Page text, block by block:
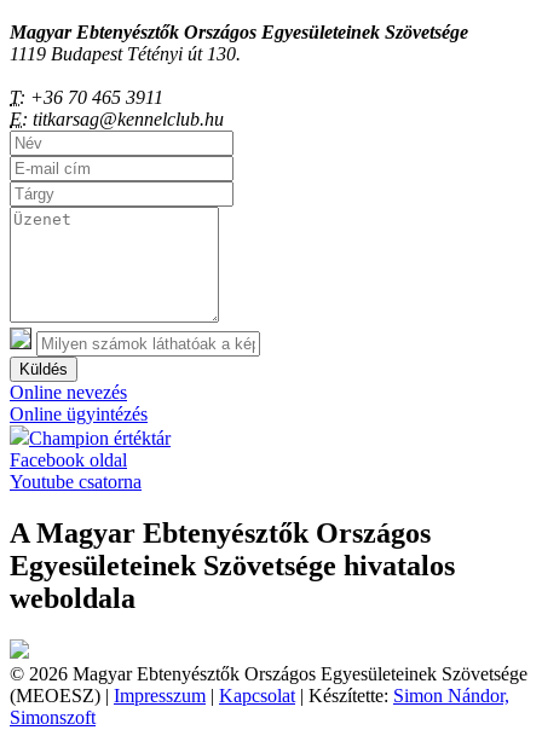
Magyar Ebtenyésztők Országos Egyesületeinek Szövetsége
1119 Budapest Tétényi út 130.
T: +36 70 465 3911
E: titkarsag@kennelclub.hu
Küldés
Online nevezés
Online ügyintézés
Champion értéktár
Facebook oldal
Youtube csatorna
A Magyar Ebtenyésztők Országos
Egyesületeinek Szövetsége hivatalos
weboldala
© 2026 Magyar Ebtenyésztők Országos Egyesületeinek Szövetsége
(MEOESZ) | Impresszum | Kapcsolat | Készítette: Simon Nándor,
Simonszoft